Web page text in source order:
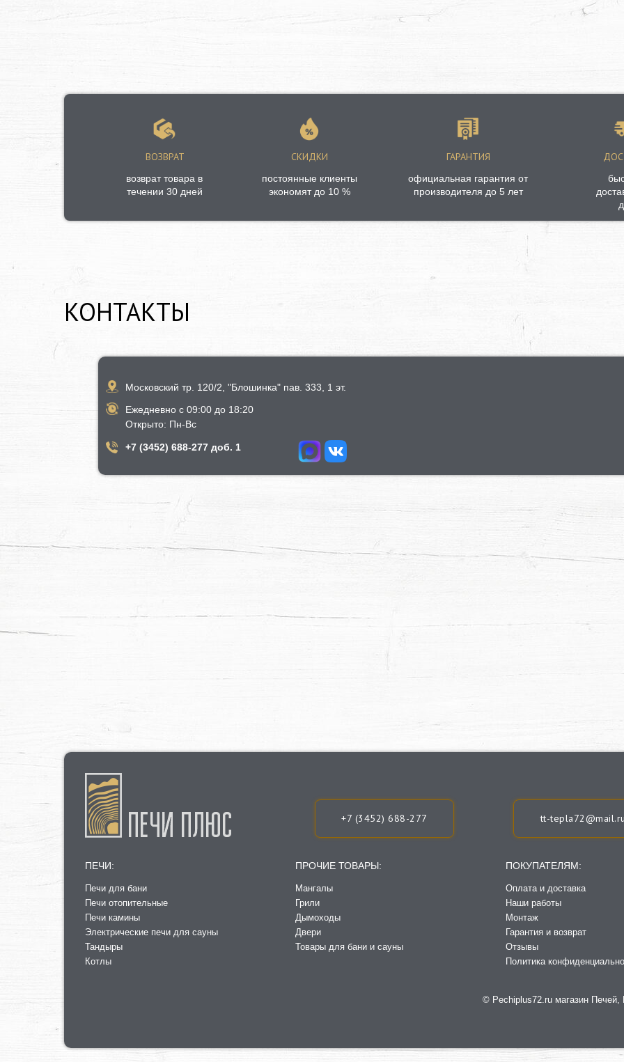
ВОЗВРАТ СКИДКИ ГАРАНТИЯ
возврат товара в
течении 30 дней
постоянные клиенты
экономят до 10 %
официальная гарантия от
производителя до 5 лет
Московский тр. 120/2, "Блошинка" пав. 333, 1 эт.
Ежедневно с 09:00 до 18:20
​Открыто​: Пн-Вс
+7 (3452) 688-277 доб. 1
КОНТАКТЫ
©️ Pechiplus72.ru магазин
+7 (3452) 688-277 tt-tepla72@mail.ru
ПЕЧИ: ПОКУПАТЕЛЯМ:
Оплата и доставка
Наши работы
Монтаж
Гарантия и возврат
Отзывы
Политика
Печи для бани
Печи отопительные
Печи камины
Электрические печи для сауны
Тандыры
Котлы
Мангалы
Грили
Дымоходы
Двери
Товары для бани и сауны
ПРОЧИЕ ТОВАРЫ: